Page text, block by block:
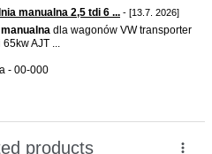
manualna 2,5 tdi 6 ... - [13.7. 2026]
manualna dla wagonów VW transporter
65kw AJT ...
- 00-000